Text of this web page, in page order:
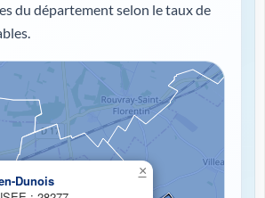
du département selon le taux de
de la carte de couverture fibre...
Dunois
×